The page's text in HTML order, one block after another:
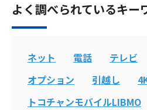
おトクな情報
よく調べられているキー
ネット 電話 テレビ
オプション
引越し
トコチャンモバイルLIBMO